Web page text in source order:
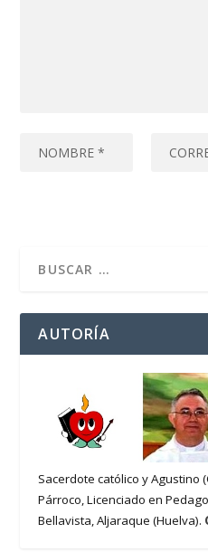
AUTORÍA
Sacerdote católico y Agustino
Párroco, Licenciado en
Bellavista, Aljaraque (Huelva).